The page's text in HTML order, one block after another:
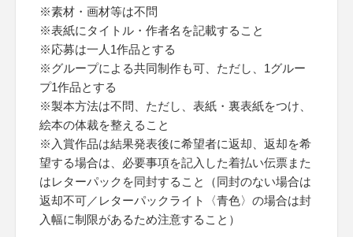
※素材・画材等は不問
※表紙にタイトル・作者名を記載すること
※応募は一人1作品とする
※グループによる共同制作も可、ただし、1グルー
プ1作品とする
※製本方法は不問、ただし、表紙・裏表紙をつけ、
絵本の体裁を整えること
※入賞作品は結果発表後に希望者に返却、返却を希
望する場合は、必要事項を記入した着払い伝票また
はレターパックを同封すること（同封のない場合は
返却不可／レターパックライト〈青色〉の場合は封
入幅に制限があるため注意すること）